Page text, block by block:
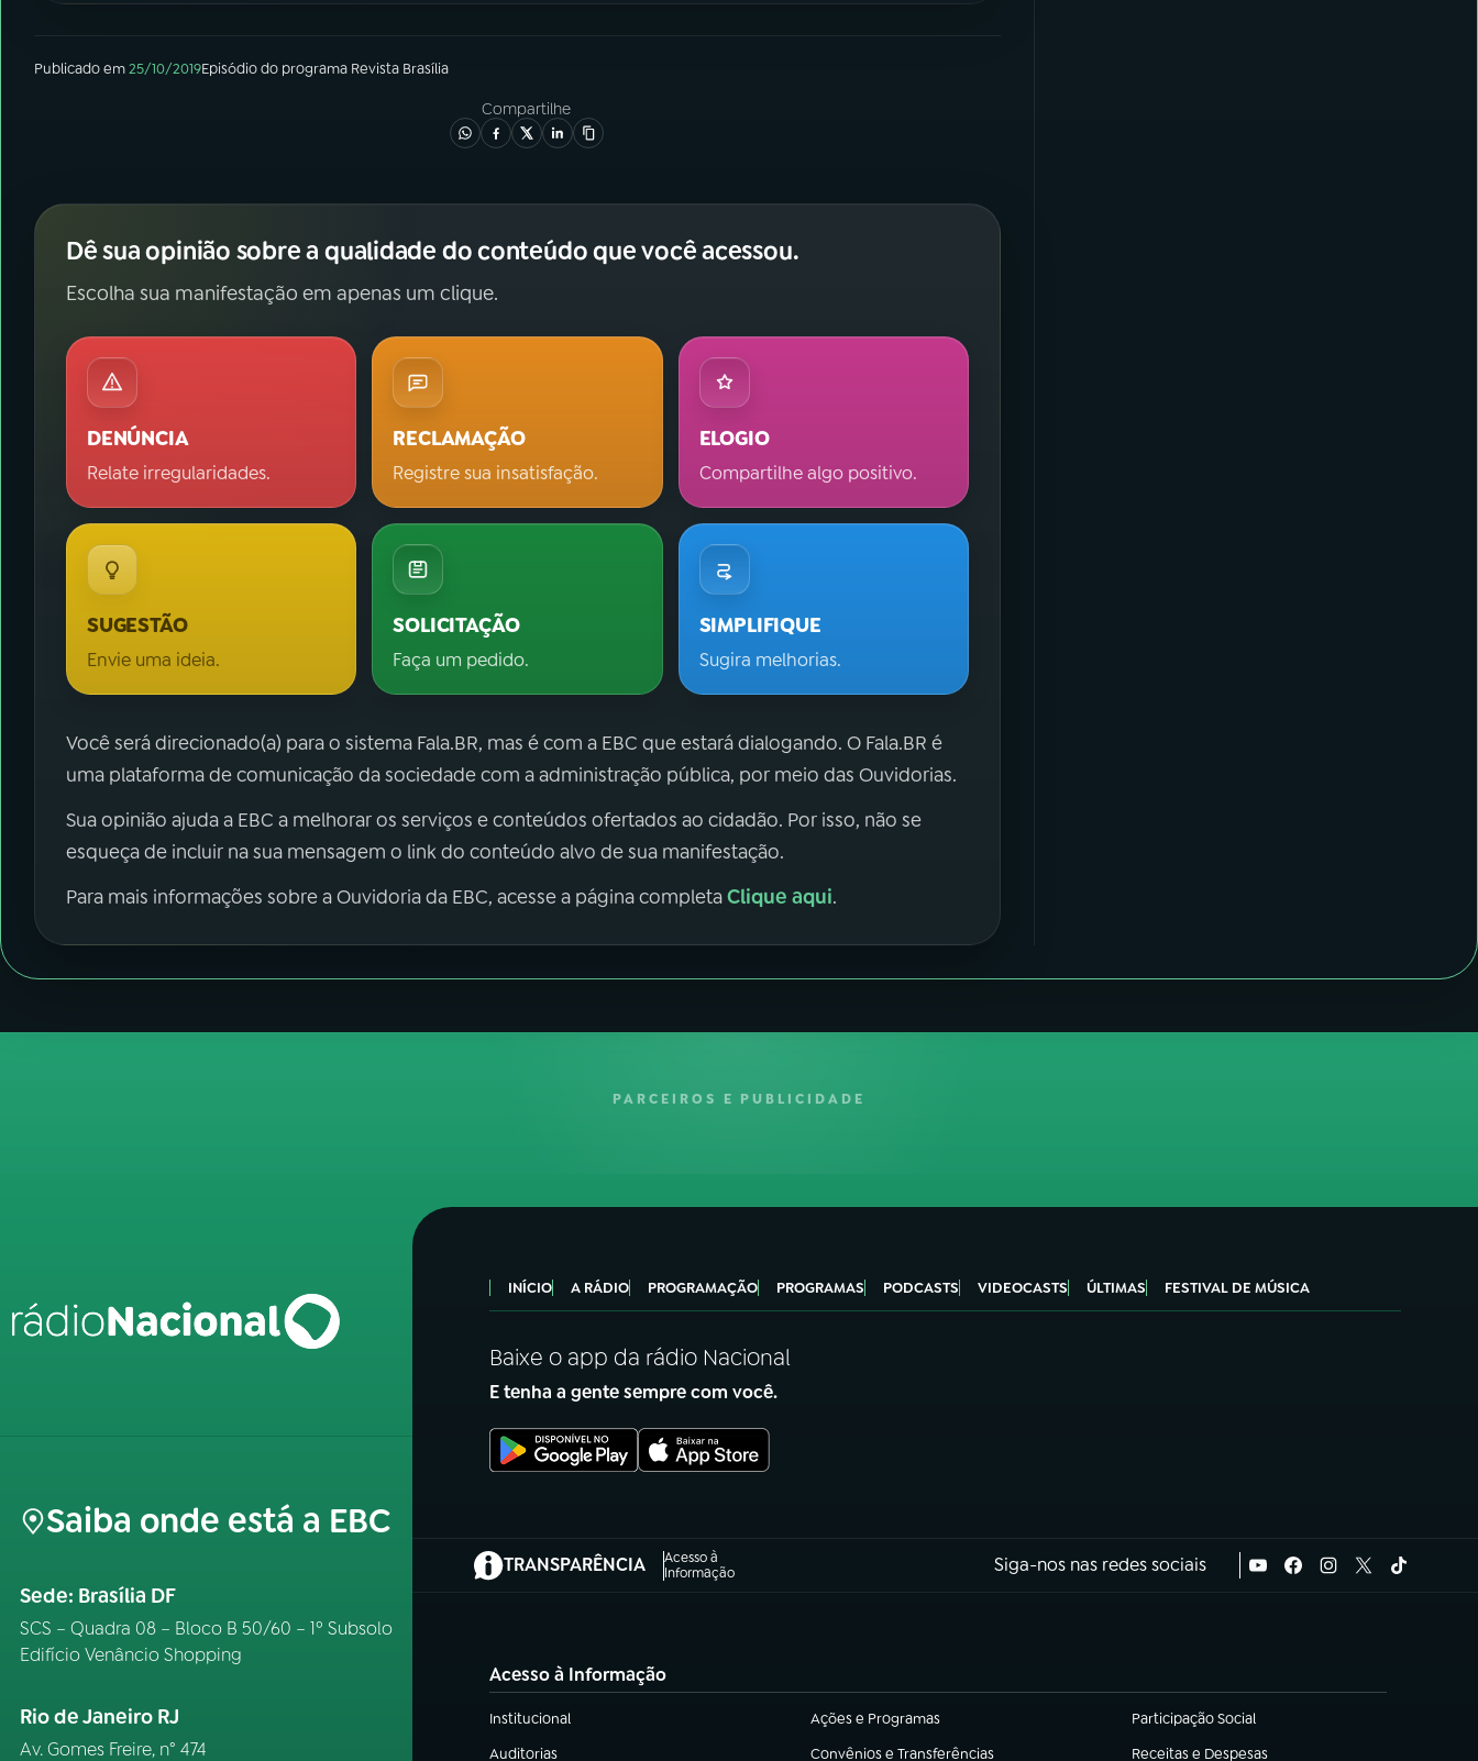
Publicado em25/10/2019Episódiodo programa Revista Brasília
Compartilhe
Dê sua opinião sobre a qualidade do conteúdo que você acessou.
Escolha sua manifestação em apenas um clique.
DENÚNCIA
Relate irregularidades.
RECLAMAÇÃO
Registre sua insatisfação.
ELOGIO
Compartilhe algo positivo.
SUGESTÃO
Envie uma ideia.
SOLICITAÇÃO
Faça um pedido.
SIMPLIFIQUE
Sugira melhorias.
Você será direcionado(a) para o sistema Fala.BR, mas é com a EBC que estará dialogando. O Fala.BR é
uma plataforma de comunicação da sociedade com a administração pública, por meio das Ouvidorias.
Sua opinião ajuda a EBC a melhorar os serviços e conteúdos ofertados ao cidadão. Por isso, não se
esqueça de incluir na sua mensagem o link do conteúdo alvo de sua manifestação.
Para mais informações sobre a Ouvidoria da EBC, acesse a página completaClique aqui.
PARCEIROS E PUBLICIDADE
Saiba onde está a EBC
Sede: Brasília DF
SCS – Quadra 08 – Bloco B 50/60 – 1º Subsolo
Edifício Venâncio Shopping
Rio de Janeiro RJ
Av. Gomes Freire, n° 474
INÍCIO A RÁDIO PROGRAMAÇÃO PROGRAMAS PODCASTS VIDEOCASTS ÚLTIMAS FESTIVAL DE MÚSICA
Baixe o app da rádio Nacional
E tenha a gente sempre com você.
TRANSPARÊNCIA
Acesso à
Informação
(abre em nova aba) Siga-nos nas redes sociais
Acesso à Informação
Institucional
(abre em nova aba) Ações e Programas
(abre em nova aba) Participação Social
(abre em nova aba)
Auditorias
Convênios e Transferências Receitas e Despesas